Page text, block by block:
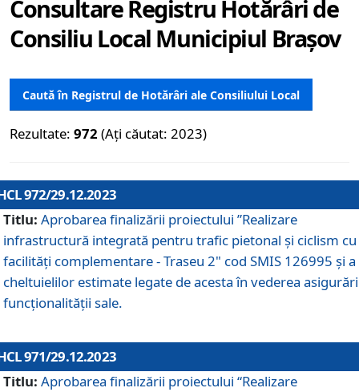
Consultare Registru Hotărâri de
Consiliu Local Municipiul Brașov
Caută în Registrul de Hotărâri ale Consiliului Local
Rezultate: 972 (Ați căutat: 2023)
972/29.12.2023
Titlu: Aprobarea finalizării proiectului ”Realizare
infrastructură integrată pentru trafic pietonal și ciclism cu
facilități complementare - Traseu 2" cod SMIS 126995 și a
cheltuielilor estimate legate de acesta în vederea
funcționalității sale.
971/29.12.2023
Titlu: Aprobarea finalizării proiectului “Realizare